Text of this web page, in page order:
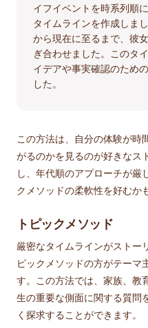
イフイベントを時系列順
タイムラインを作成しま
から現在に至るまで、彼
ぎ合わせました。このタ
イデアや事実確認のため
した。
この方法は、自分の体験が時
がるのかを見るのが好きなス
し、年代順のアプローチが厳
クメソッドの柔軟性を好むか
トピックメソッド
厳密なタイムラインがストー
ピックメソッドの方がテーマ
す。この方法では、家族、教
生の重要な側面に関する質問
く探求することができます。